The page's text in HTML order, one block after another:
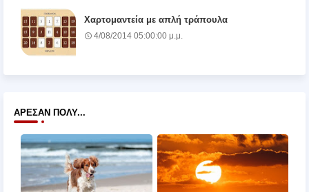
Χαρτομαντεία με απλή τράπουλα
4/08/2014 05:00:00 μ.μ.
ΆΡΕΣΑΝ ΠΟΛΎ...